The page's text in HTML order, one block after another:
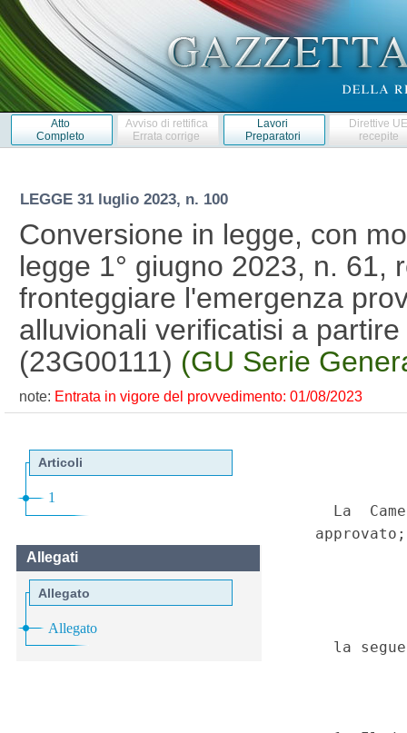
Atto
Completo
Avviso di rettifica
Errata corrige
Lavori
Preparatori
Direttive
recepite
LEGGE 31 luglio 2023, n. 100
Conversione in legge, con
legge 1° giugno 2023, n. 61,
fronteggiare l'emergenza
alluvionali verificatisi a
(23G00111) (GU Serie
note: Entrata in vigore del provvedimento: 01/08/2023